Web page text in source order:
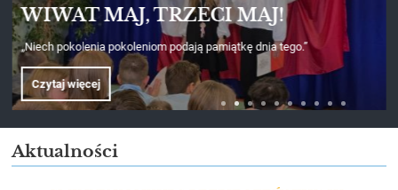
Imieniny szkoły to czas wyjątkowy. Z tej okazji społeczność szkolna
okazała szacunek i uczciła pamięć swojego patrona – Józefa Grzybka,
składając kwiaty pod tablicą upamiętniającą naszego Patrona.
Czytaj więcej
Aktualności